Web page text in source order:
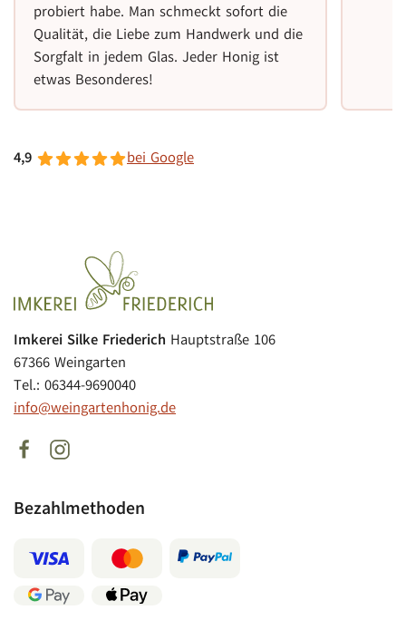
probiert habe. Man schmeckt sofort die
Qualität, die Liebe zum Handwerk und die
Sorgfalt in jedem Glas. Jeder Honig ist
etwas Besonderes!
4,9 bei Google
Imkerei Silke Friederich Hauptstraße 106
67366 Weingarten
Tel.: 06344-9690040
info@weingartenhonig.de
Bezahlmethoden